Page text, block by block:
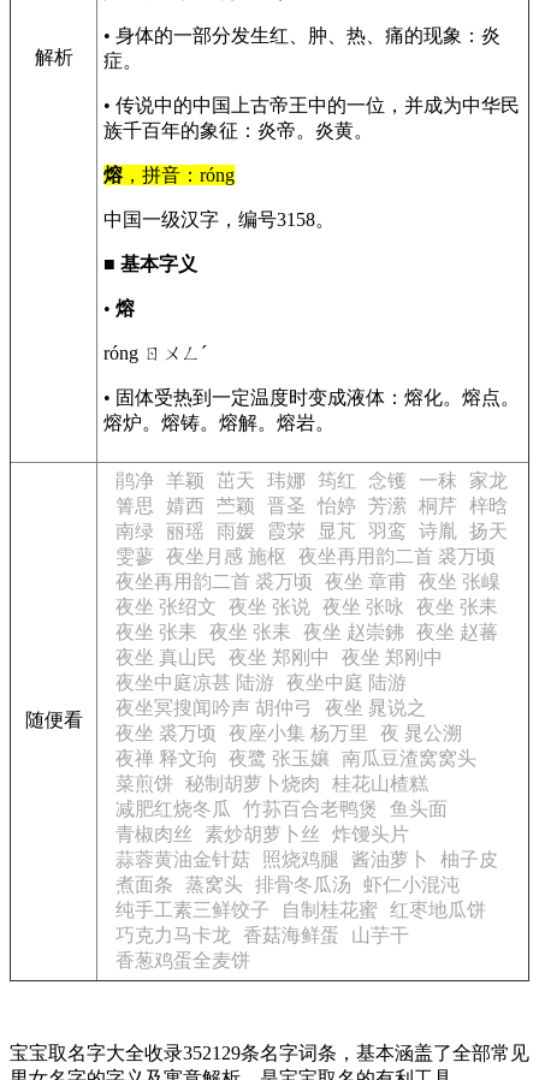
解析
• 身体的一部分发生红、肿、热、痛的现象：炎
症。
• 传说中的中国上古帝王中的一位，并成为中华民
族千百年的象征：炎帝。炎黄。
熔 ，拼音：róng
中国一级汉字，编号3158。
■ 基本字义
• 熔
róng ㄖㄨㄥˊ
• 固体受热到一定温度时变成液体：熔化。熔点。
熔炉。熔铸。熔解。熔岩。
随便看
鹃净 羊颖 茁天 玮娜 筠红 念镬 一秣
家龙
箐思
婧西 苎颖 晋圣 怡婷 芳潆 桐芹
梓晗
南绿
丽瑶 雨媛 霞荥 显芃 羽鸾 诗胤 扬天
雯蓼
夜坐月感 施枢
夜坐再用韵二首 裘万顷
夜坐再用韵二首 裘万顷
夜坐 章甫 夜坐 张嵲
夜坐 张绍文
夜坐 张说 夜坐 张咏
夜坐 张耒
夜坐 张耒
夜坐 张耒 夜坐 赵崇鉘
夜坐 赵蕃
夜坐 真山民
夜坐 郑刚中
夜坐 郑刚中
夜坐中庭凉甚 陆游
夜坐中庭 陆游
夜坐冥搜闻吟声 胡仲弓
夜坐 晁说之
夜坐 裘万顷
夜座小集 杨万里
夜 晁公溯
夜禅 释文珦
夜鹭 张玉孃
南瓜豆渣窝窝头
菜煎饼
秘制胡萝卜烧肉
桂花山楂糕
减肥红烧冬瓜
竹荪百合老鸭煲
鱼头面
青椒肉丝
素炒胡萝卜丝
炸馒头片
蒜蓉黄油金针菇
照烧鸡腿 酱油萝卜
柚子皮
煮面条
蒸窝头 排骨冬瓜汤
虾仁小混沌
纯手工素三鲜饺子
自制桂花蜜 红枣地瓜饼
巧克力马卡龙
香菇海鲜蛋
山芋干
香葱鸡蛋全麦饼
宝宝取名字大全收录352129条名字词条，基本涵盖了全部常见